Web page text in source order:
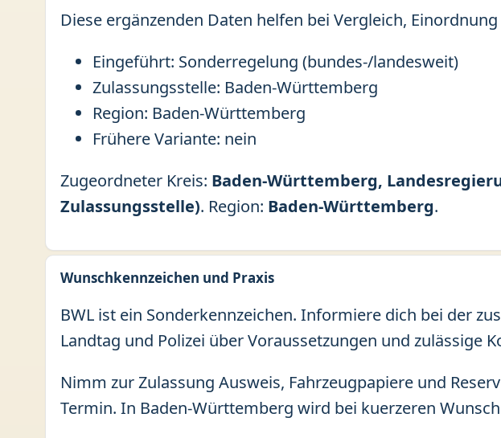
Diese ergänzenden Daten helfen bei Vergleich,
Eingeführt: Sonderregelung (bundes-/landesweit)
Zulassungsstelle: Baden-Württemberg
Region: Baden-Württemberg
Frühere Variante: nein
Zugeordneter Kreis: Baden-Württemberg,
Zulassungsstelle). Region: Baden-Württemberg.
Wunschkennzeichen und Praxis
BWL ist ein Sonderkennzeichen. Informiere dich bei der
Landtag und Polizei über Voraussetzungen und zulässige
Nimm zur Zulassung Ausweis, Fahrzeugpapiere und
Termin. In Baden-Württemberg wird bei kuerzeren